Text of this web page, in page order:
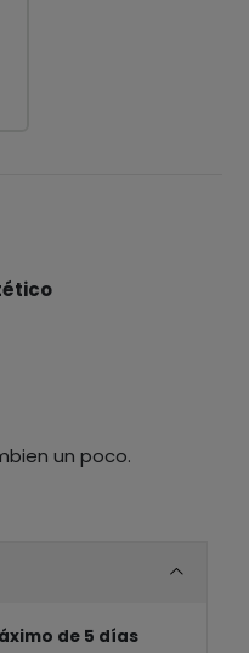
un poco.
de 5 días